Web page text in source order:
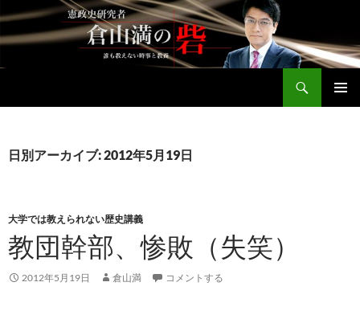
テ
ン
へ
ッ
日別アーカイブ: 2012年5月19日
大学では教えられない歴史講義
教団幹部、惨敗（失笑）
2012年5月19日 倉山満 コメントする